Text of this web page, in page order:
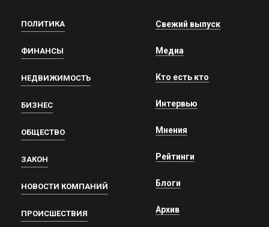
ПОЛИТИКА
ФИНАНСЫ
НЕДВИЖИМОСТЬ
БИЗНЕС
ОБЩЕСТВО
ЗАКОН
НОВОСТИ КОМПАНИЙ
ПРОИСШЕСТВИЯ
Свежий выпуск
Медиа
Кто есть кто
Интервью
Мнения
Рейтинги
Блоги
Архив